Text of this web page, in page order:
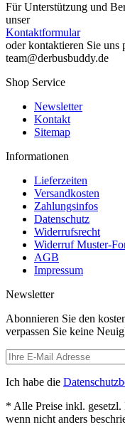
Für Unterstützung und
unser
Kontaktformular
oder kontaktieren Sie uns
team@derbusbuddy.de
Shop Service
Newsletter
Kontakt
Sitemap
Informationen
Lieferzeiten
Versandkosten
Zahlungsinfos
Datenschutz
Widerrufsrecht
Widerruf Muster-
AGB
Impressum
Newsletter
Abonnieren Sie den
verpassen Sie keine
Ich habe die
* Alle Preise inkl. gesetzl.
wenn nicht anders